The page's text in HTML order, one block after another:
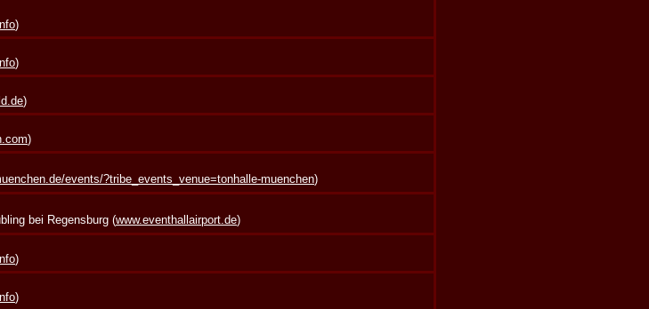
)
)
)
)
events/?tribe_events_venue=tonhalle-muenchen)
bei Regensburg (www.eventhallairport.de)
)
)